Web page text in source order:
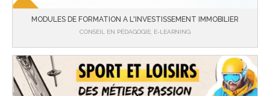
MODULES DE FORMATION A L'INVESTISSEMENT IMMOBILIER
CONSEIL EN PÉDAGOGIE, E-LEARNING